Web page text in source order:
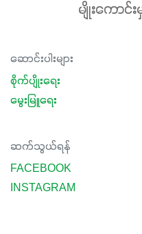
မျိုးကောင်
ဆောင်းပါးများ
စိုက်ပျိုးရေး
မွေးမြူရေး
ဆက်သွယ်ရန်
FACEBOOK
INSTAGRAM